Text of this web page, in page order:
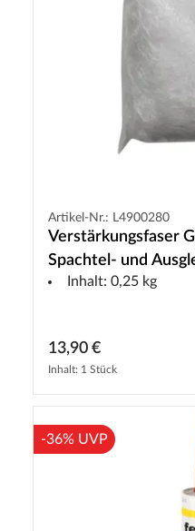
Artikel-Nr.: L4900280
Verstärkungsfaser
Spachtel- und
Inhalt: 0,25 kg
13,90 €
Inhalt: 1 Stück
-36% UVP